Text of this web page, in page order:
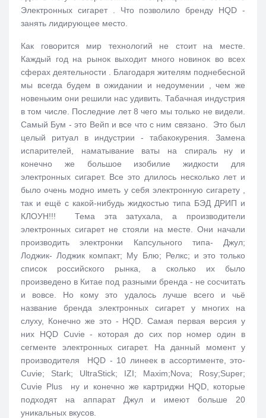
Электронных сигарет . Что позволило бренду HQD -
занять лидирующее место.
Как говорится мир технологий не стоит на месте.
Каждый год на рынок выходит много новинок во всех
сферах деятельности . Благодаря жителям поднебесной
мы всегда будем в ожидании и недоумении , чем же
новеньким они решили нас удивить. Табачная индустрия
в том числе. Последние лет 8 чего мы только не видели.
Самый Бум - это Вейп и все что с ним связано. Это был
целый ритуал в индустрии - табакокурения. Замена
испарителей, наматывание ваты на спираль ну и
конечно же большое изобилие жидкости для
электронных сигарет. Все это длилось несколько лет и
было очень модно иметь у себя электронную сигарету ,
так и ещё с какой-нибудь жидкостью типа БЭД ДРИП и
КЛОУН!!! Тема эта затухала, а производители
электронных сигарет не стояли на месте. Они начали
производить электронки Капсульного типа- Джул;
Лоджик- Лоджик компакт; Му Блю; Релкс; и это только
список российского рынка, а сколько их было
произведено в Китае под разными бренда - не сосчитать
и вовсе. Но кому это удалось лучше всего и чьё
название бренда электронных сигарет у многих на
слуху, Конечно же это - HQD. Самая первая версия у
них HQD Cuvie - которая до сих пор номер один в
сегменте электронных сигарет. На данный момент у
производителя HQD - 10 линеек в ассортименте, это-
Cuvie; Stark; UltraStick; IZI; Maxim;Nova; Rosy;Super;
Cuvie Plus ну и конечно же картриджи HQD, которые
подходят на аппарат Джул и имеют больше 20
уникальных вкусов.